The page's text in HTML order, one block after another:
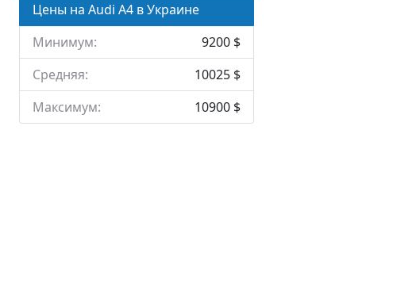
Цены на Audi A4 в Украине
Минимум:
9200 $
Средняя:
10025 $
Максимум:
10900 $